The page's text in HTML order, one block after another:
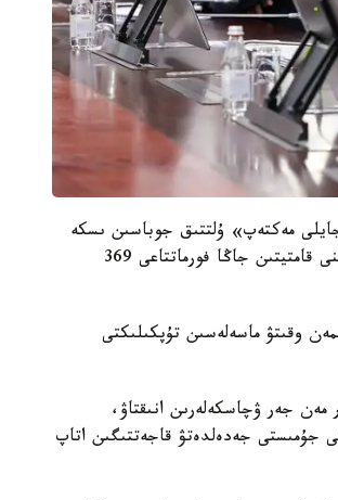
مەكتەپ» ۇلتتىق جوباسىن ىسكە
اسىرۋ باستالدى. ونىڭ اياسىندا 2024-2025 -جىلدارى 740 مىڭ وقۋشىنى قامتيتىن جاڭا فورماتتاعى 369
وقىتۋ ماسەلەسىن تۇپكىلىكتى
مەن جەر ۋچاسكەلەرىن انىقتاۋ،
جۇمىستى جەدەلدەتۋ قاجەتتىگىن اتاپ